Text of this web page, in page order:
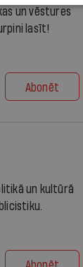
un vēstures
lasīt!
Abonēt
un kultūrā